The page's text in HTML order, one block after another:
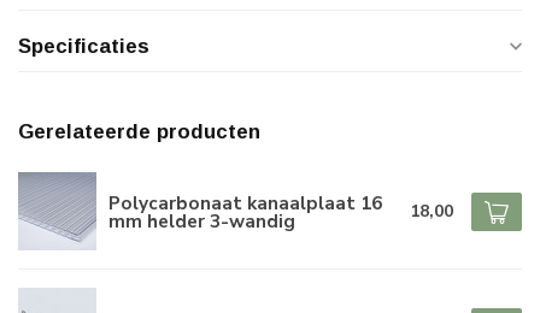
Specificaties
Gerelateerde producten
Polycarbonaat kanaalplaat 16
mm helder 3-wandig 18,00